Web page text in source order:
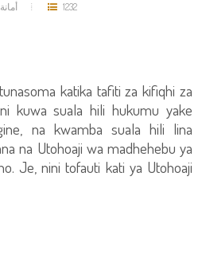
1232
katika tafiti za kifiqhi za
kuwa suala hili hukumu yake
na kwamba suala hili lina
na Utohoaji wa madhehebu ya
Je, nini tofauti kati ya Utohoaji